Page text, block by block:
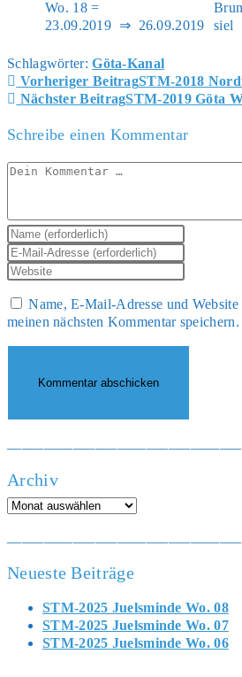
Wo. 18 =
23.09.2019 ⇒ 26.09.2019
siel
Schlagwörter:Göta-Kanal
Weitere
Artikel
Vorheriger BeitragSTM-2018
Nächster BeitragSTM-2019 Göta
Schreibe einen Kommentar
Kommentar
Gib
deinen
Namen
oder
Benutzernamen
zum
Gib
deine
Mail-
Adresse
Gib
Website-
URL
Name, E-Mail-Adresse und
meinen nächsten Kommentar speichern.
Archiv
Archiv
Neueste Beiträge
STM-2025 Juelsminde Wo. 08
STM-2025 Juelsminde Wo. 07
STM-2025 Juelsminde Wo. 06